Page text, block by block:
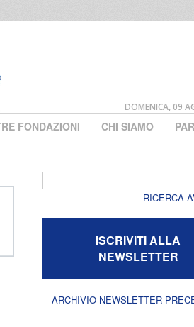
DOMENICA, 09
FONDAZIONI CHI SIAMO
RICERCA
ISCRIVITI ALLA
NEWSLETTER
ARCHIVIO NEWSLETTER